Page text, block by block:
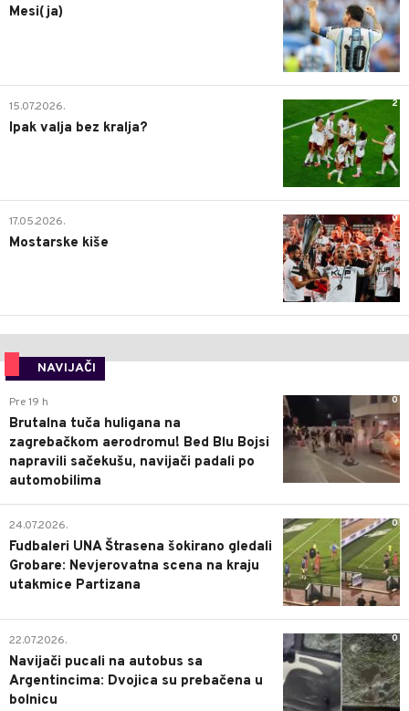
Mesi(ja)
2
15.07.2026.
Ipak valja bez kralja?
0
17.05.2026.
Mostarske kiše
NAVIJAČI
0
Pre 19 h
Brutalna tuča huligana na
zagrebačkom aerodromu! Bed Blu Bojsi
napravili sačekušu, navijači padali po
automobilima
0
24.07.2026.
Fudbaleri UNA Štrasena šokirano gledali
Grobare: Nevjerovatna scena na kraju
utakmice Partizana
0
22.07.2026.
Navijači pucali na autobus sa
Argentincima: Dvojica su prebačena u
bolnicu